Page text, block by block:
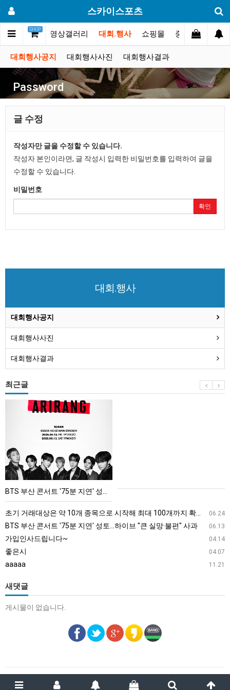
스카이스포츠
SHOP
스토리 동영상갤러리 대회.행사 쇼핑몰 중고장터 고
대회행사공지 대회행사사진 대회행사결과
Password
글 수정
작성자만 글을 수정할 수 있습니다.
작성자 본인이라면, 글 작성시 입력한 비밀번호를 입력하여 글을
수정할 수 있습니다.
비밀번호
확인
대회.행사
대회행사공지
대회행사사진
대회행사결과
최근글
서
트
'75
분
브
"큰
실
사
BTS 부산 콘서트 '75분 지연' 성토…하이브 "큰 실망·불편" 사과
06.24
초기 거래대상은 약 10개 종목으로 시작해 최대 100개까지 확대할 방침이다. 구체적인 거래 대상 ETF는 아직 확정되지 않았지만, 시장 대표성이나 거래량을 고려해 선정할 계획이다.
06.13
BTS 부산 콘서트 '75분 지연' 성토…하이브 "큰 실망·불편" 사과
04.14
가입인사드립니다~
04.07
좋은시
11.21
aaaaa
새댓글
게시물이 없습니다.